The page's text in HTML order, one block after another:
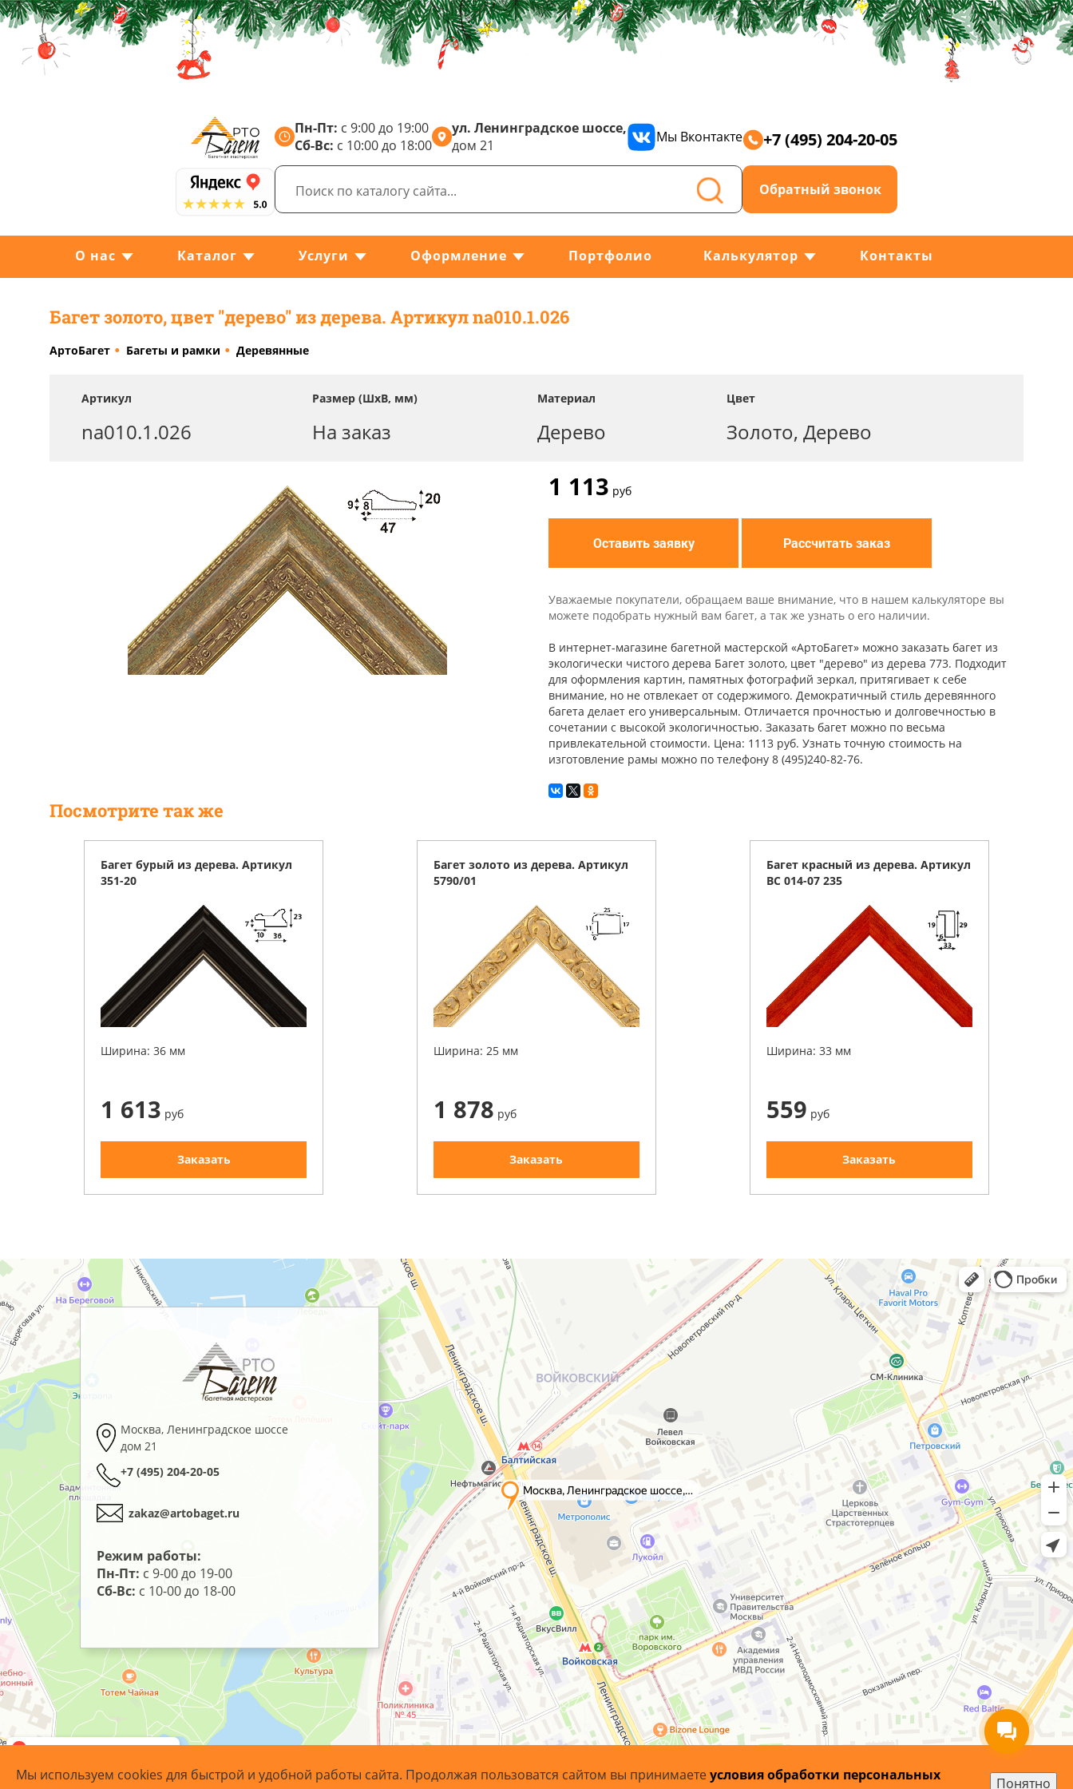
Пн-Пт: с 9:00 до 19:00
Сб-Вс: с 10:00 до 18:00
ул. Ленинградское шоссе,
дом 21
Мы Вконтакте +7 (495) 204-20-05
Обратный звонок
О нас Каталог Услуги Оформление Портфолио Калькулятор Контакты
Багет золото, цвет "дерево" из дерева. Артикул na010.1.026
АртоБагет Багеты и рамки Деревянные
Артикул
na010.1.026
Размер (ШхВ, мм)
На заказ
Материал
Дерево
Цвет
Золото, Дерево
1 113 руб
Оставить заявку Рассчитать заказ
Уважаемые покупатели, обращаем ваше внимание, что в нашем калькуляторе вы
можете подобрать нужный вам багет, а так же узнать о его наличии.
В интернет-магазине багетной мастерской «АртоБагет» можно заказать багет из
экологически чистого дерева Багет золото, цвет "дерево" из дерева 773. Подходит
для оформления картин, памятных фотографий зеркал, притягивает к себе
внимание, но не отвлекает от содержимого. Демократичный стиль деревянного
багета делает его универсальным. Отличается прочностью и долговечностью в
сочетании с высокой экологичностью. Заказать багет можно по весьма
привлекательной стоимости. Цена: 1113 руб. Узнать точную стоимость на
изготовление рамы можно по телефону 8 (495)240-82-76.
Посмотрите так же
Багет бурый из дерева. Артикул
351-20
Ширина: 36 мм
1 613 руб
Заказать
Багет золото из дерева. Артикул
5790/01
Ширина: 25 мм
1 878 руб
Заказать
Багет красный из дерева. Артикул
BC 014-07 235
Ширина: 33 мм
559 руб
Заказать
Москва, Ленинградское шоссе
дом 21
+7 (495) 204-20-05
zakaz@artobaget.ru
Режим работы:
Пн-Пт: с 9-00 до 19-00
Сб-Вс: с 10-00 до 18-00
Мы используем cookies для быстрой и удобной работы сайта. Продолжая пользоватся сайтом вы принимаетеусловия обработки персональных
Понятно